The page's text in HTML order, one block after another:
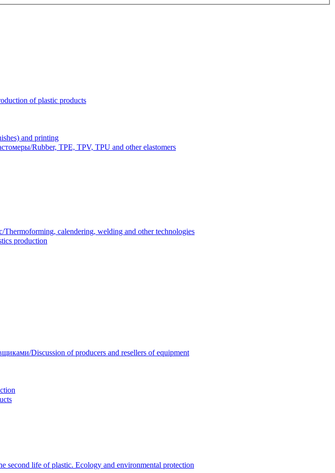
of plastic products
and printing
Rubber, TPE, TPV, TPU and other elastomers
calendering, welding and other technologies
production
Discussion of producers and resellers of equipment
second life of plastic. Ecology and environmental protection